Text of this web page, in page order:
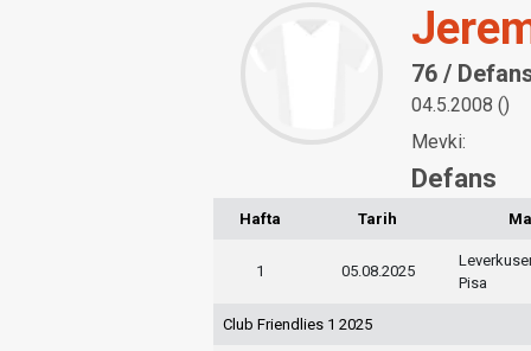
76 /
04.5.2008 ()
Mevki:
Defans
Hafta Tarih
1 05.08.2025
Pisa
Club Friendlies 1 2025